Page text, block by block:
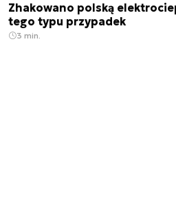
Zhakowano polską
tego typu przypadek
3 min.